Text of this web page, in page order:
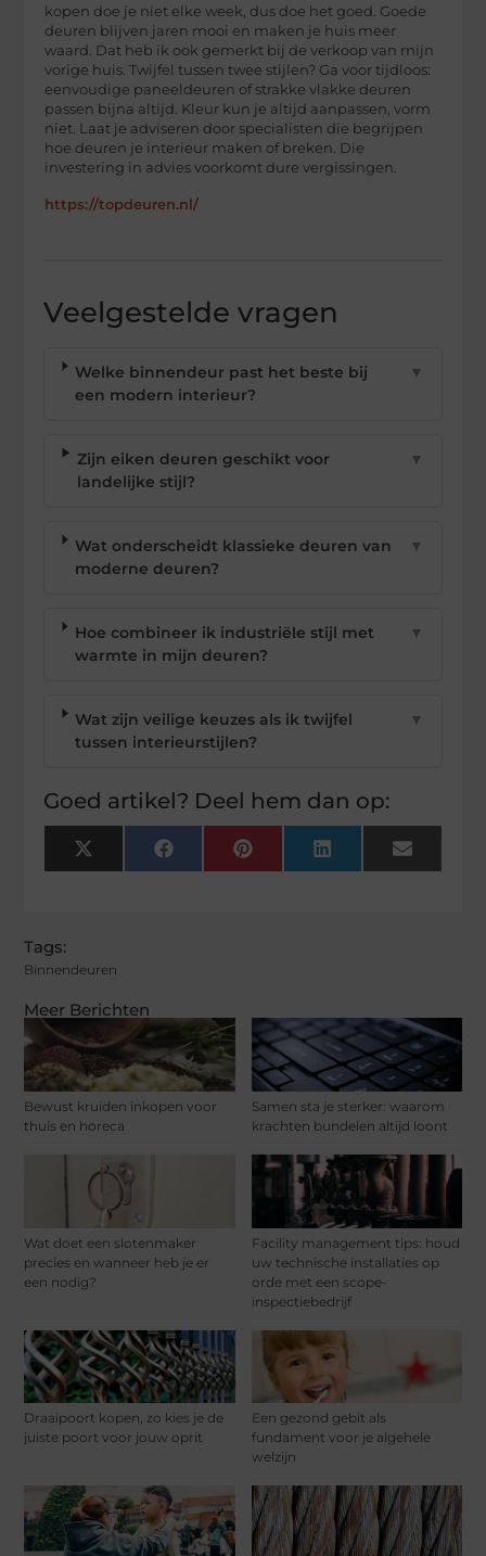
Meer Berichten
Bewust kruiden inkopen voor
thuis en horeca
Samen sta je sterker: waarom
krachten bundelen altijd loont
Wat doet een slotenmaker
precies en wanneer heb je er
een nodig?
Facility management tips: houd
uw technische installaties op
orde met een scope-
inspectiebedrijf
Draaipoort kopen, zo kies je de
juiste poort voor jouw oprit
Een gezond gebit als
fundament voor je algehele
welzijn
kopen doe je niet elke week, dus doe het goed. Goede
deuren blijven jaren mooi en maken je huis meer
waard. Dat heb ik ook gemerkt bij de verkoop van mijn
vorige huis. Twijfel tussen twee stijlen? Ga voor tijdloos:
eenvoudige paneeldeuren of strakke vlakke deuren
passen bijna altijd. Kleur kun je altijd aanpassen, vorm
niet. Laat je adviseren door specialisten die begrijpen
hoe deuren je interieur maken of breken. Die
investering in advies voorkomt dure vergissingen.
https://topdeuren.nl/
Veelgestelde vragen
Welke binnendeur past het beste bij
een modern interieur?
▼
Zijn eiken deuren geschikt voor
landelijke stijl?
▼
Wat onderscheidt klassieke deuren van
moderne deuren?
▼
Hoe combineer ik industriële stijl met
warmte in mijn deuren?
▼
Wat zijn veilige keuzes als ik twijfel
tussen interieurstijlen?
▼
Goed artikel? Deel hem dan op:
X
(Twitter)
FacebookPinterest LinkedIn Email
Tags:
Binnendeuren